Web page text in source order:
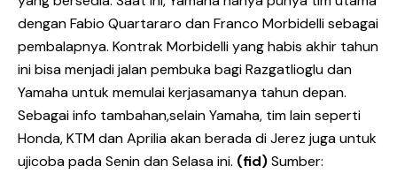
dengan Fabio Quartararo dan Franco Morbidelli sebagai
pembalapnya. Kontrak Morbidelli yang habis akhir tahun
ini bisa menjadi jalan pembuka bagi Razgatlioglu dan
Yamaha untuk memulai kerjasamanya tahun depan.
Sebagai info tambahan,selain Yamaha, tim lain seperti
Honda, KTM dan Aprilia akan berada di Jerez juga untuk
ujicoba pada Senin dan Selasa ini. (fid)Sumber: